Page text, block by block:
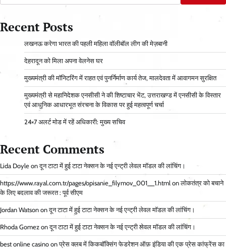
Recent Posts
लखनऊ करेगा भारत की पहली महिला वॉलीबॉल लीग की मेज़बानी
देहरादून को मिला अपना वेलनेस घर
मुख्यमंत्री की मॉनिटरिंग में राहत एवं पुनर्निर्माण कार्य तेज, मालदेवता में आवागमन सुरक्षित
मुख्यमंत्री से महानिदेशक एनसीसी ने की शिष्टाचार भेंट, उत्तराखण्ड में एनसीसी के विस्तार
एवं आधुनिक आधारभूत संरचना के विकास पर हुई महत्वपूर्ण चर्चा
24×7 अलर्ट मोड में रहें अधिकारी: मुख्य सचिव
Recent Comments
Lida Doyle onदून टाटा में हुई टाटा नेक्सन के नई एन्ट्री लेवल मॉडल की लांचिंग।
https://www.rayal.com.tr/pages/opisanie_filymov_001__1.html onलोकतंत्र को बचाने
के लिए बदलाव की जरूरत : पूर्व सीएम
Jordan Watson onदून टाटा में हुई टाटा नेक्सन के नई एन्ट्री लेवल मॉडल की लांचिंग।
Rhoda Gomez onदून टाटा में हुई टाटा नेक्सन के नई एन्ट्री लेवल मॉडल की लांचिंग।
best online casino onप्रेस क्लब में किकबॉक्सिंग फेडरेशन ऑफ़ इंडिया की एक प्रेस कांफ्रेंस का